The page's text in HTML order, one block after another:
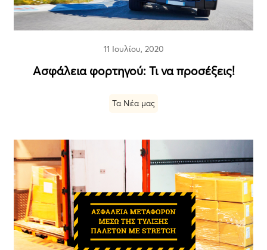
11 Ιουλίου, 2020
Ασφάλεια φορτηγού: Τι να προσέξεις!
Τα Νέα μας